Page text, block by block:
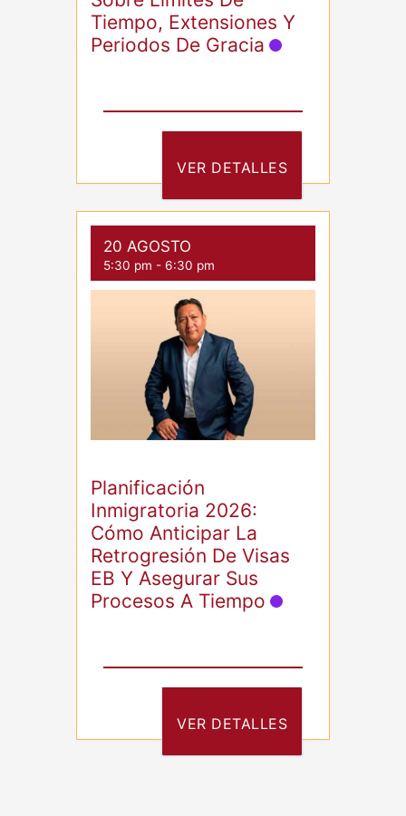
Tiempo, Extensiones Y
Periodos De Gracia
VER DETALLES
20 AGOSTO
5:30 pm - 6:30 pm
Planificación
Inmigratoria 2026:
Cómo Anticipar La
Retrogresión De Visas
EB Y Asegurar Sus
Procesos A Tiempo
VER DETALLES